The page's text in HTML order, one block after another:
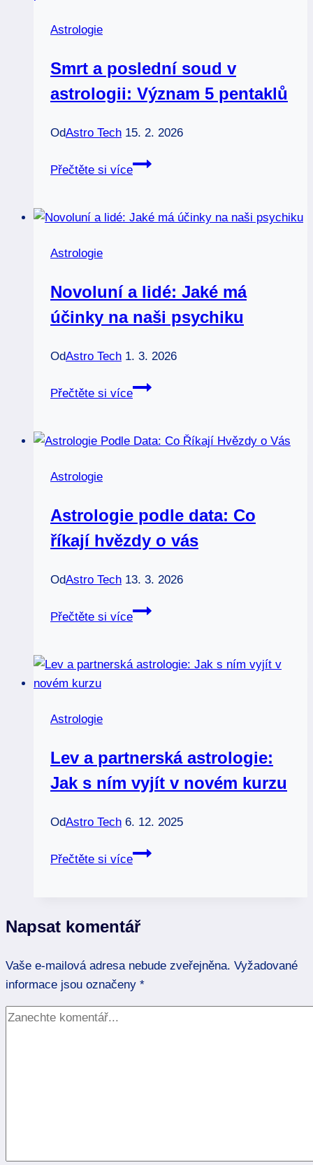
Astrologie
Smrt a poslední soud v
astrologii: Význam 5 pentaklů
OdAstro Tech 15. 2. 2026
Přečtěte si více
Smrt
soud
5
pentaklů
Astrologie
Novoluní a lidé: Jaké má
účinky na naši psychiku
OdAstro Tech 1. 3. 2026
Přečtěte si více
Novoluní
Jaké
naši
psychiku
Astrologie
Astrologie podle data: Co
říkají hvězdy o vás
OdAstro Tech 13. 3. 2026
Přečtěte si více
Astrologie
Co
Astrologie
Lev a partnerská astrologie:
Jak s ním vyjít v novém kurzu
OdAstro Tech 6. 12. 2025
Přečtěte si více
Lev
Jak
ním
vyjít
v
Napsat komentář
Vaše e-mailová adresa nebude zveřejněna. Vyžadované
informace jsou označeny *